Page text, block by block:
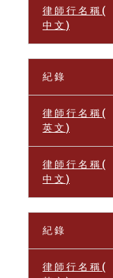
律 師 行 名 稱 (
中 文 )
紀 錄
律 師 行 名 稱 (
英 文 )
律 師 行 名 稱 (
中 文 )
紀 錄
律 師 行 名 稱 (